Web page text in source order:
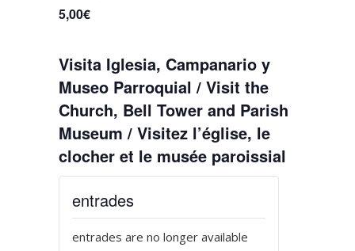
5,00€
Visita Iglesia, Campanario y
Museo Parroquial / Visit the
Church, Bell Tower and Parish
Museum / Visitez l’église, le
clocher et le musée paroissial
entrades
entrades are no longer available